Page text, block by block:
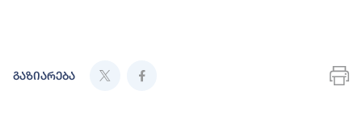
გაზიარება